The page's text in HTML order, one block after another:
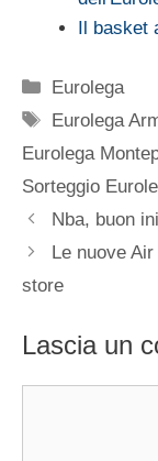
Il
Categorie
Eurolega
Tag
Eurolega
Eurolega
Sorteggio
Nba, buon
Le nuove
store
Lascia un